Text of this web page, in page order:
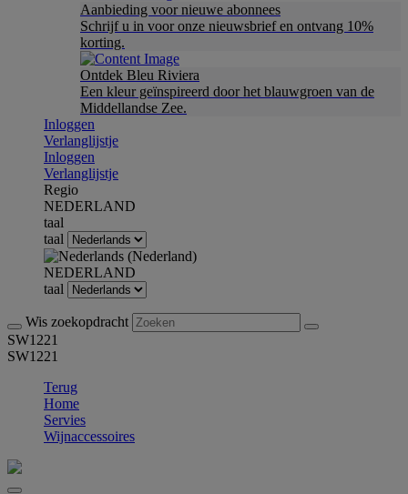
Aanbieding voor nieuwe abonnees
Schrijf u in voor onze nieuwsbrief en ontvang 10%
korting.
Ontdek Bleu Riviera
Een kleur geïnspireerd door het blauwgroen van de
Middellandse Zee.
Inloggen
Verlanglijstje
Inloggen
Verlanglijstje
Regio
NEDERLAND
taal
taal
NEDERLAND
taal
Wis zoekopdracht
SW1221
SW1221
Terug
Home
Servies
Wijnaccessoires